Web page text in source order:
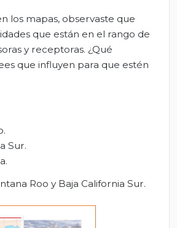
los mapas, observaste que
que están en el rango de
y receptoras. ¿Qué
que influyen para que estén
Sur.
Roo y Baja California Sur.